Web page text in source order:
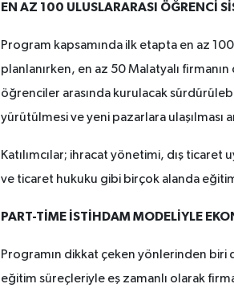
EN AZ 100 ULUSLARARASI ÖĞRENCİ
Program kapsamında ilk etapta en az
planlanırken, en az 50 Malatyalı
öğrenciler arasında kurulacak
yürütülmesi ve yeni pazarlara ulaşılması
Katılımcılar; ihracat yönetimi, dış
ve ticaret hukuku gibi birçok alanda
PART-TİME İSTİHDAM MODELİYLE
Programın dikkat çeken yönlerinden
eğitim süreçleriyle eş zamanlı olarak